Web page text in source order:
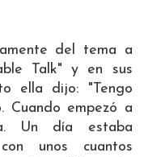
del tema a
Talk" y en sus
ella dijo: "Tengo
Cuando empezó a
Un día estaba
unos cuantos